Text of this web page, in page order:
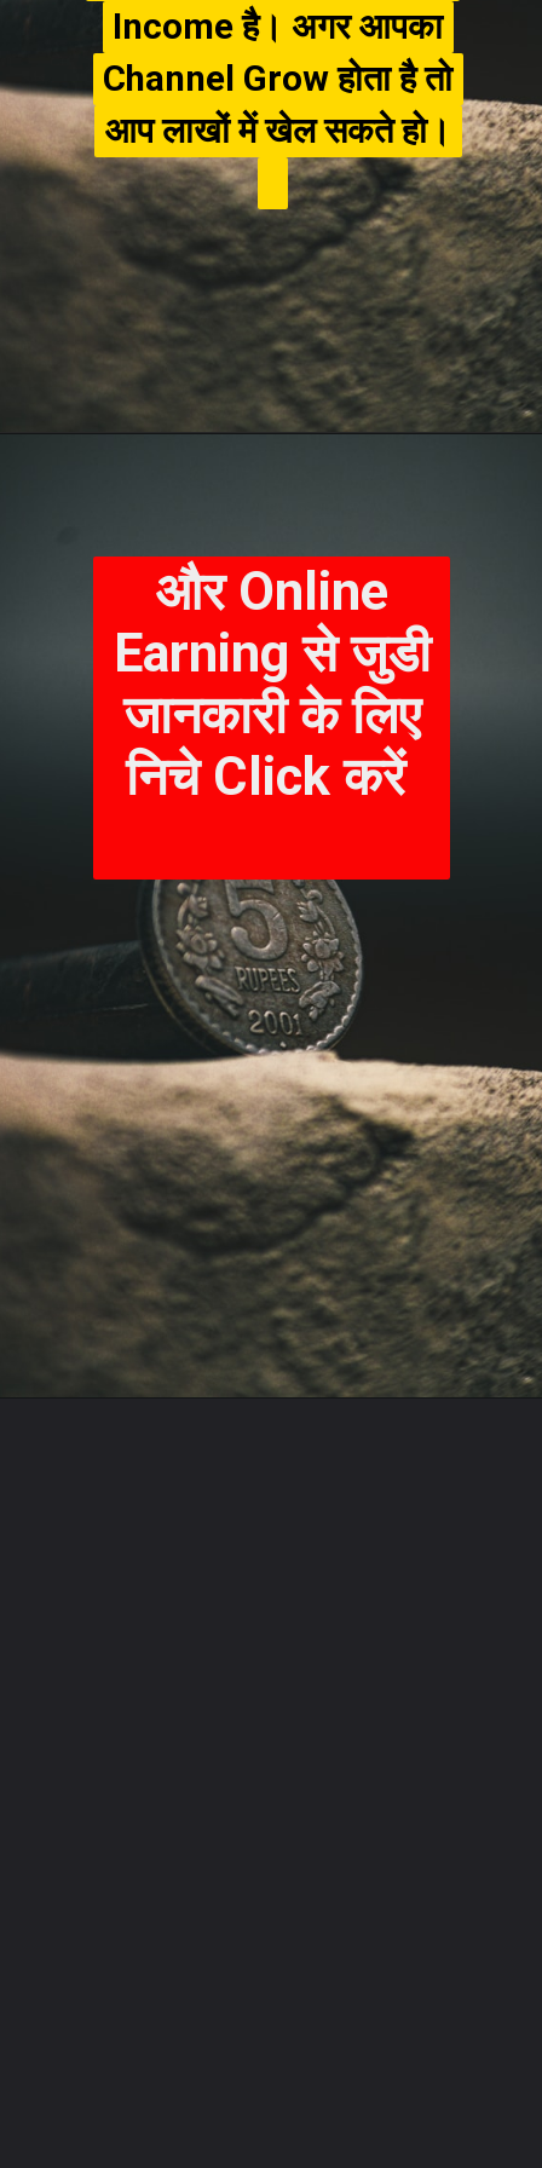
Income है। अगर आपका
Channel Grow होता है तो
आप लाखों में खेल सकते हो।
Income है। अगर आपका
Channel Grow होता है तो
आप लाखों में खेल सकते हो।
और Online
Earning से जुडी
जानकारी के लिए
निचे Click करें